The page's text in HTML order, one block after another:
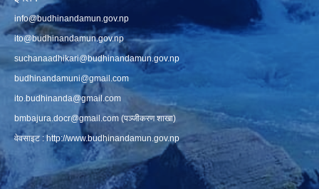
info@budhinandamun.gov.np
ito@budhinandamun.gov.np
suchanaadhikari@budhinandamun.gov.np
budhinandamuni@gmail.com
ito.budhinanda@gmail.com
bmbajura.docr@gmail.com (पञ्जीकरण शाखा)
वेवसाइट :http://www.budhinandamun.gov.np